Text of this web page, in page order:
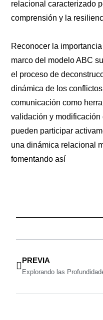
PREVIA
relacional caracterizado
comprensión y la
Reconocer la
marco del modelo ABC
el proceso de
dinámica de los
comunicación como
validación y
pueden participar
una dinámica relacional
fomentando así